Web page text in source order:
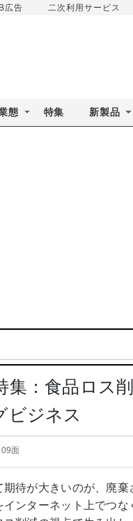
広告 二次利用サービス
態 特集 新製品
集：食品ロス
ビジネス
面
待が大きいのが、廃
ンターネット上でつ